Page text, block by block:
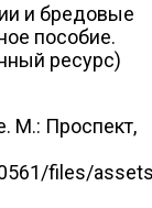
и бредовые
пособие.
ресурс)
М.: Проспект,
files/